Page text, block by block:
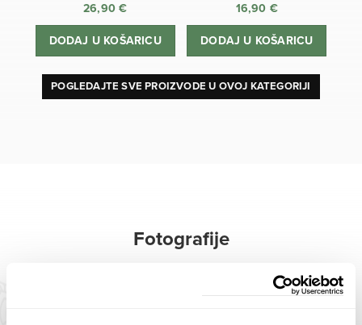
26,90€
DODAJ U KOŠARICU
16,90 €
DODAJ U KOŠARICU
POGLEDAJTE SVE PROIZVODE U OVOJ KATEGORIJI
Fotografije